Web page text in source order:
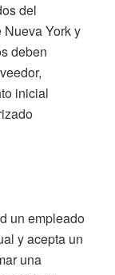
del
York y
deben
inicial
un empleado
y acepta un
una